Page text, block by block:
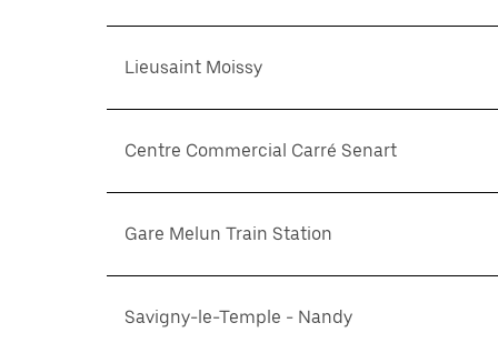
Lieusaint Moissy
Centre Commercial Carré Senart
Gare Melun Train Station
Savigny-le-Temple - Nandy